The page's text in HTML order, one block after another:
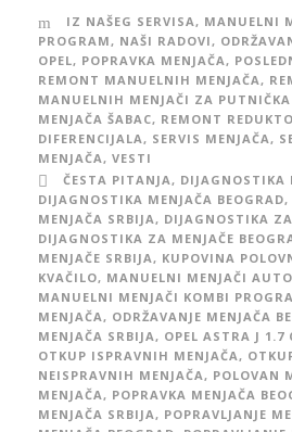
IZ NAŠEG SERVISA, MANUELNI
PROGRAM, NAŠI RADOVI,
OPEL, POPRAVKA MENJAČA,
REMONT MANUELNIH MENJAČA,
MANUELNIH MENJAČI ZA
MENJAČA ŠABAC, REMONT
DIFERENCIJALA, SERVIS MENJAČA,
MENJAČA, VESTI
ČESTA PITANJA, DIJAGNOSTIKA
DIJAGNOSTIKA MENJAČA BEOGRAD,
MENJAČA SRBIJA, DIJAGNOSTIKA
DIJAGNOSTIKA ZA MENJAČE
MENJAČE SRBIJA, KUPOVINA
KVAČILO, MANUELNI MENJAČI
MANUELNI MENJAČI KOMBI
MENJAČA, ODRŽAVANJE MENJAČA
MENJAČA SRBIJA, OPEL ASTRA J
OTKUP ISPRAVNIH MENJAČA,
NEISPRAVNIH MENJAČA, POLOVAN
MENJAČA, POPRAVKA MENJAČA
MENJAČA SRBIJA, POPRAVLJANJE